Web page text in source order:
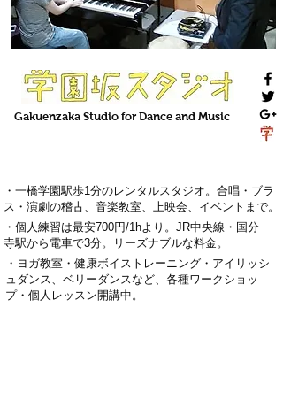
Gakuenzaka Studio for Dance and Music
・一橋学園駅歩1分のレンタルスタジオ。 合唱・ブラ
ス・演劇の稽古、 音楽教室、上映会、 イベント まで。
・ 個人練習は最安700円/1hより。 J R中央線・国分
寺駅から電車で3分。
リーズナブルな料金。
・ ヨガ教室・ 健康ボイストレーニング ・ アイリッシ
ュダンス、ベリーダンスなど、各種ワークショッ
プ・ 個人レッスン開講中。